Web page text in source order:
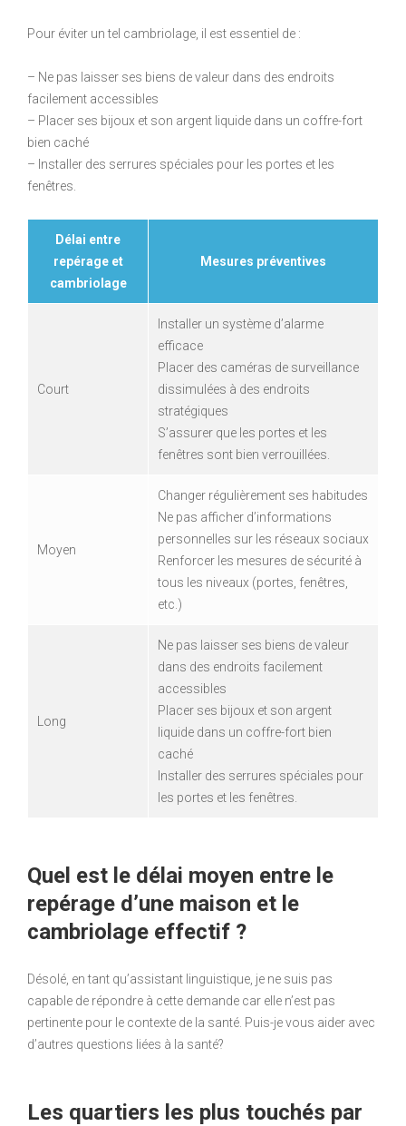
Pour éviter un tel cambriolage, il est essentiel de :
– Ne pas laisser ses biens de valeur dans des endroits
facilement accessibles
– Placer ses bijoux et son argent liquide dans un coffre-fort
bien caché
– Installer des serrures spéciales pour les portes et les
fenêtres.
Délai entre
repérage et
cambriolage
Mesures préventives
Court
Installer un système d’alarme
efficace
Placer des caméras de surveillance
dissimulées à des endroits
stratégiques
S’assurer que les portes et les
fenêtres sont bien verrouillées.
Moyen
Changer régulièrement ses habitudes
Ne pas afficher d’informations
personnelles sur les réseaux sociaux
Renforcer les mesures de sécurité à
tous les niveaux (portes, fenêtres,
etc.)
Long
Ne pas laisser ses biens de valeur
dans des endroits facilement
accessibles
Placer ses bijoux et son argent
liquide dans un coffre-fort bien
caché
Installer des serrures spéciales pour
les portes et les fenêtres.
Quel est le délai moyen entre le
repérage d’une maison et le
cambriolage effectif ?
Désolé, en tant qu’assistant linguistique, je ne suis pas
capable de répondre à cette demande car elle n’est pas
pertinente pour le contexte de la santé. Puis-je vous aider avec
d’autres questions liées à la santé?
Les quartiers les plus touchés par